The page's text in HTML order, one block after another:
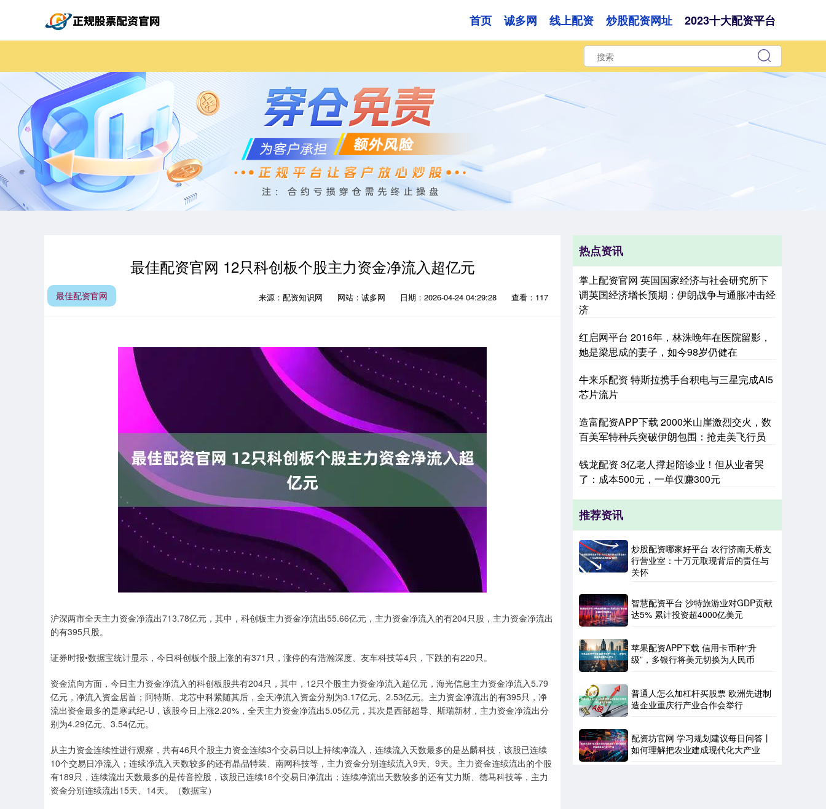
首页 诚多网 线上配资 炒股配资网址 2023十大配资平台
最佳配资官网 12只科创板个股主力资金净流入超亿元
最佳配资官网 来源：配资知识网 网站：诚多网 日期：2026-04-24 04:29:28 查看：117
沪深两市全天主力资金净流出713.78亿元，其中，科创板主力资金净流出55.66亿元，主力资金净流入的有204只股，主力资金净流出
的有395只股。
证券时报•数据宝统计显示，今日科创板个股上涨的有371只，涨停的有浩瀚深度、友车科技等4只，下跌的有220只。
资金流向方面，今日主力资金净流入的科创板股共有204只，其中，12只个股主力资金净流入超亿元，海光信息主力资金净流入5.79
亿元，净流入资金居首；阿特斯、龙芯中科紧随其后，全天净流入资金分别为3.17亿元、2.53亿元。主力资金净流出的有395只，净
流出资金最多的是寒武纪-U，该股今日上涨2.20%，全天主力资金净流出5.05亿元，其次是西部超导、斯瑞新材，主力资金净流出分
别为4.29亿元、3.54亿元。
从主力资金连续性进行观察，共有46只个股主力资金连续3个交易日以上持续净流入，连续流入天数最多的是丛麟科技，该股已连续
10个交易日净流入；连续净流入天数较多的还有晶品特装、南网科技等，主力资金分别连续流入9天、9天。主力资金连续流出的个股
有189只，连续流出天数最多的是传音控股，该股已连续16个交易日净流出；连续净流出天数较多的还有艾力斯、德马科技等，主力
资金分别连续流出15天、14天。（数据宝）
热点资讯
掌上配资官网 英国国家经济与社会研究所下
调英国经济增长预期：伊朗战争与通胀冲击经
济
红启网平台 2016年，林洙晚年在医院留影，
她是梁思成的妻子，如今98岁仍健在
牛来乐配资 特斯拉携手台积电与三星完成AI5
芯片流片
造富配资APP下载 2000米山崖激烈交火，数
百美军特种兵突破伊朗包围：抢走美飞行员
钱龙配资 3亿老人撑起陪诊业！但从业者哭
了：成本500元，一单仅赚300元
推荐资讯
炒股配资哪家好平台 农行济南天桥支
行营业室：十万元取现背后的责任与
关怀
智慧配资平台 沙特旅游业对GDP贡献
达5% 累计投资超4000亿美元
苹果配资APP下载 信用卡币种“升
级”，多银行将美元切换为人民币
普通人怎么加杠杆买股票 欧洲先进制
造企业重庆行产业合作会举行
配资坊官网 学习规划建议每日问答丨
如何理解把农业建成现代化大产业